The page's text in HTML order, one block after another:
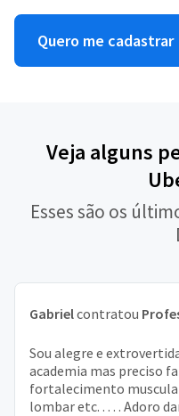
Quero me cadastrar
Veja alguns
Esses são os
Gabrielcontratou
Sou alegre e
academia mas preciso
fortalecimento
lombar etc. . . . . Adoro